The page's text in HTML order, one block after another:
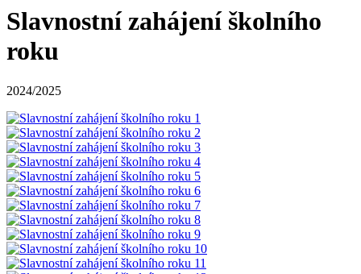
Slavnostní zahájení školního
roku
2024/2025